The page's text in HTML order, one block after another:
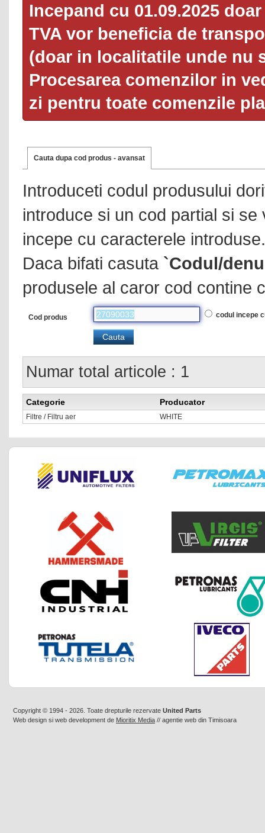
Incepand cu 01.09.2025
TVA vor beneficia de
(doar in localitatile unde nu
Procesarea comenzilor in
zi pentru toate comenzile
Cauta dupa cod produs - avansat
Introduceti codul produsului
introduce si un cod partial si
incepe cu caracterele introduse.
Daca bifati casuta `Codul/
produsele al caror cod contine
Cod produs codul incepe
Numar total articole : 1
Categorie Producator
Filtre / Filtru aer WHITE
Copyright © 1994 - 2026. Toate drepturile rezervate United Parts
Web design si web development de Mioritix Media // agentie web din Timisoara